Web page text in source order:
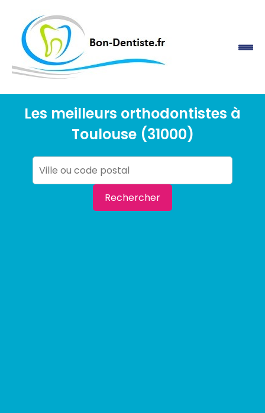
Les meilleurs orthodontistes à
Toulouse (31000)
Rechercher